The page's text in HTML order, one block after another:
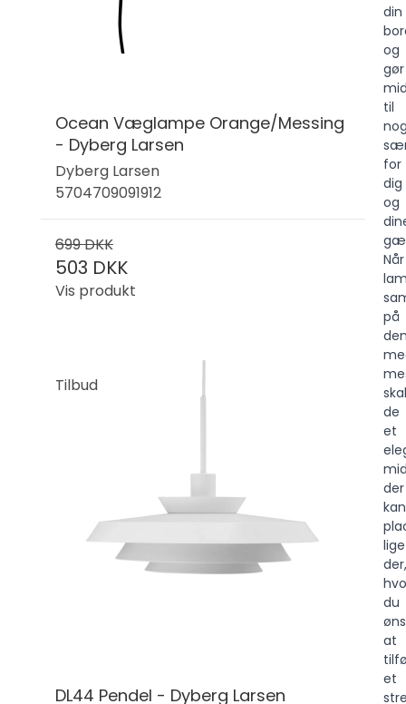
Ocean Væglampe Orange/Messing
- Dyberg Larsen
Dyberg Larsen
5704709091912
699 DKK
503 DKK
Vis produkt
Tilbud
DL44 Pendel - Dyberg Larsen
din
og
gør
til
for
dig
og
Når
på
de
et
der
kan
lige
der,
du
at
et